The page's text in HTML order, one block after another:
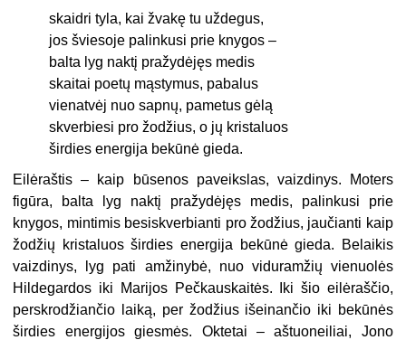
skaidri tyla, kai žvakę tu uždegus,
jos šviesoje palinkusi prie knygos –
balta lyg naktį pražydėjęs medis
skaitai poetų mąstymus, pabalus
vienatvėj nuo sapnų, pametus gėlą
skverbiesi pro žodžius, o jų kristaluos
širdies energija bekūnė gieda.
Eilėraštis – kaip būsenos paveikslas, vaizdinys. Moters
figūra, balta lyg naktį pražydėjęs medis, palinkusi prie
knygos, mintimis besiskverbianti pro žodžius, jaučianti kaip
žodžių kristaluos širdies energija bekūnė gieda. Belaikis
vaizdinys, lyg pati amžinybė, nuo viduramžių vienuolės
Hildegardos iki Marijos Pečkauskaitės. Iki šio eilėraščio,
perskrodžiančio laiką, per žodžius išeinančio iki bekūnės
širdies energijos giesmės. Oktetai – aštuoneiliai, Jono